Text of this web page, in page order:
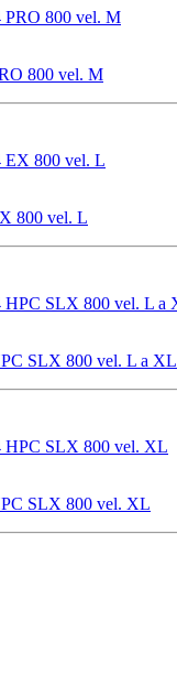
800 vel. M
800 vel. L
SLX 800 vel. L a XL
SLX 800 vel. XL